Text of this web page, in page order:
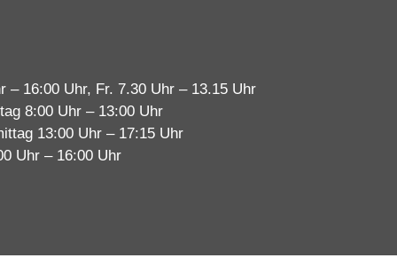
– 16:00 Uhr, Fr. 7.30 Uhr – 13.15 Uhr
8:00 Uhr – 13:00 Uhr
13:00 Uhr – 17:15 Uhr
Uhr – 16:00 Uhr